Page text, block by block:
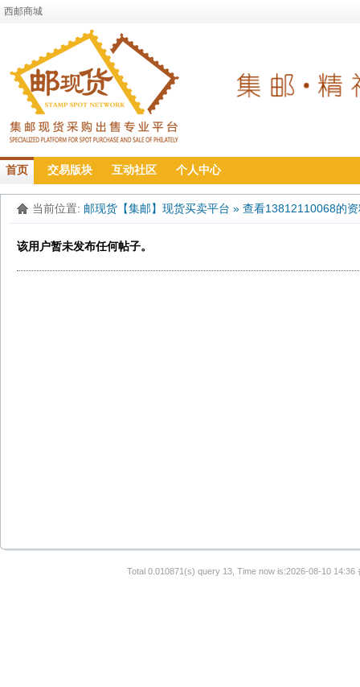
西邮商城
首页 交易版块 互动社区 个人中心
当前位置: 邮现货【集邮】现货买卖平台 » 查看13812110068的
该用户暂未发布任何帖子。
Total 0.010871(s) query 13, Time now is:2026-08-10 14:36